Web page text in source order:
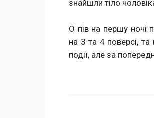
знайшли тіло
О пів на першу ночі
на 3 та 4 поверсі,
події, але за